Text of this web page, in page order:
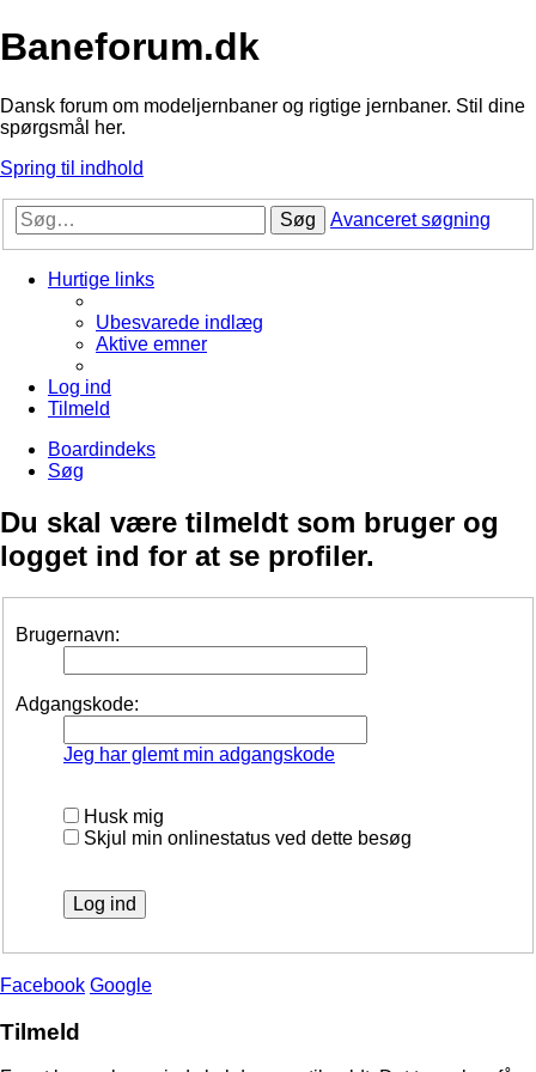
Baneforum.dk
Dansk forum om modeljernbaner og rigtige jernbaner. Stil dine
spørgsmål her.
Spring til indhold
Søg Avanceret søgning
Hurtige links
Ubesvarede indlæg
Aktive emner
Log ind
Tilmeld
Boardindeks
Søg
Du skal være tilmeldt som bruger og
logget ind for at se profiler.
Brugernavn:
Adgangskode:
Jeg har glemt min adgangskode
Husk mig
Skjul min onlinestatus ved dette besøg
Facebook Google
Tilmeld